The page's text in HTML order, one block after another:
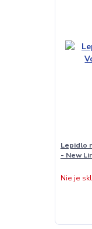
Lepidlo
- New
Nie je